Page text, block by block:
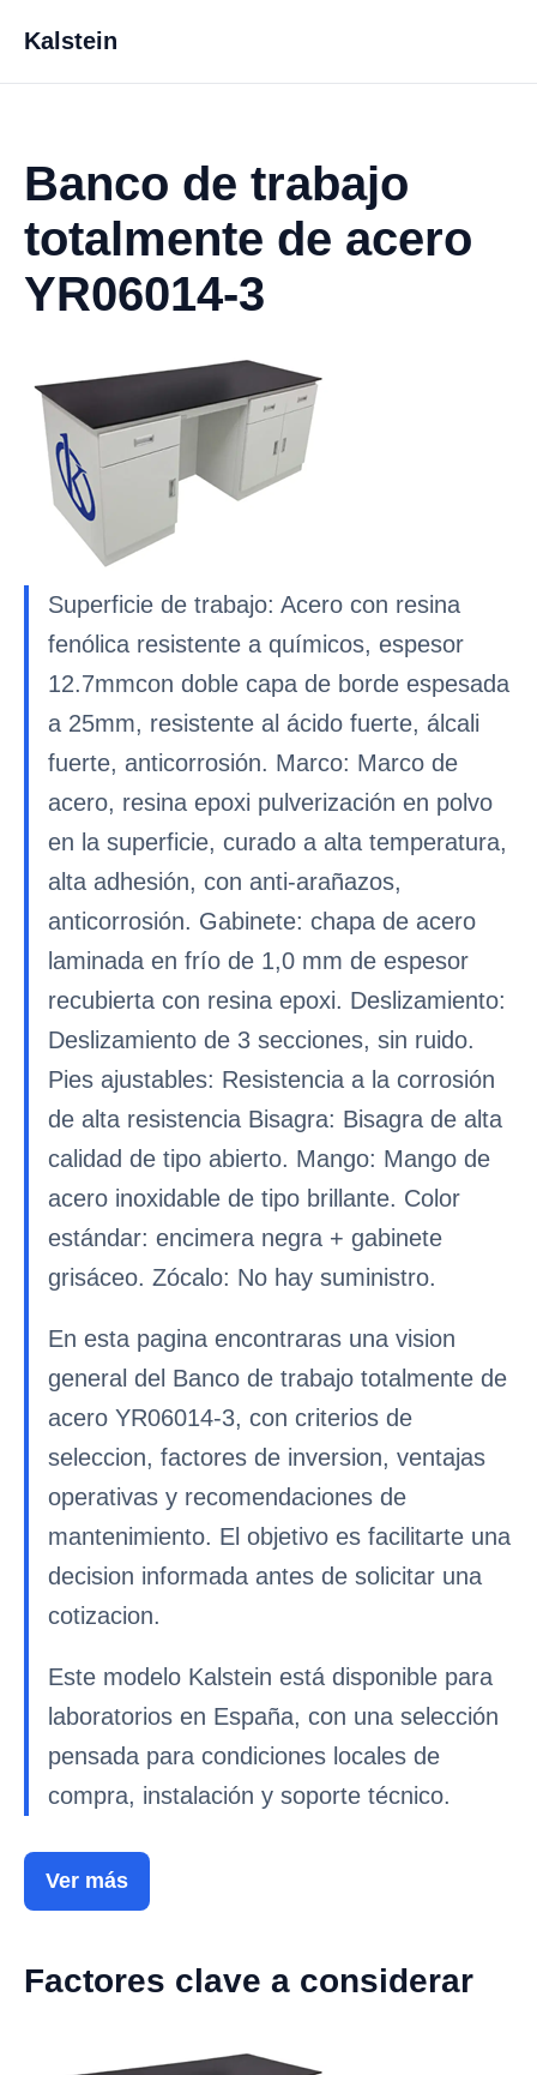
Kalstein
Banco de trabajo
totalmente de acero
YR06014-3
Superficie de trabajo: Acero con resina
fenólica resistente a químicos, espesor
12.7mmcon doble capa de borde espesada
a 25mm, resistente al ácido fuerte, álcali
fuerte, anticorrosión. Marco: Marco de
acero, resina epoxi pulverización en polvo
en la superficie, curado a alta temperatura,
alta adhesión, con anti-arañazos,
anticorrosión. Gabinete: chapa de acero
laminada en frío de 1,0 mm de espesor
recubierta con resina epoxi. Deslizamiento:
Deslizamiento de 3 secciones, sin ruido.
Pies ajustables: Resistencia a la corrosión
de alta resistencia Bisagra: Bisagra de alta
calidad de tipo abierto. Mango: Mango de
acero inoxidable de tipo brillante. Color
estándar: encimera negra + gabinete
grisáceo. Zócalo: No hay suministro.
En esta pagina encontraras una vision
general del Banco de trabajo totalmente de
acero YR06014-3, con criterios de
seleccion, factores de inversion, ventajas
operativas y recomendaciones de
mantenimiento. El objetivo es facilitarte una
decision informada antes de solicitar una
cotizacion.
Este modelo Kalstein está disponible para
laboratorios en España, con una selección
pensada para condiciones locales de
compra, instalación y soporte técnico.
Ver más
Factores clave a considerar